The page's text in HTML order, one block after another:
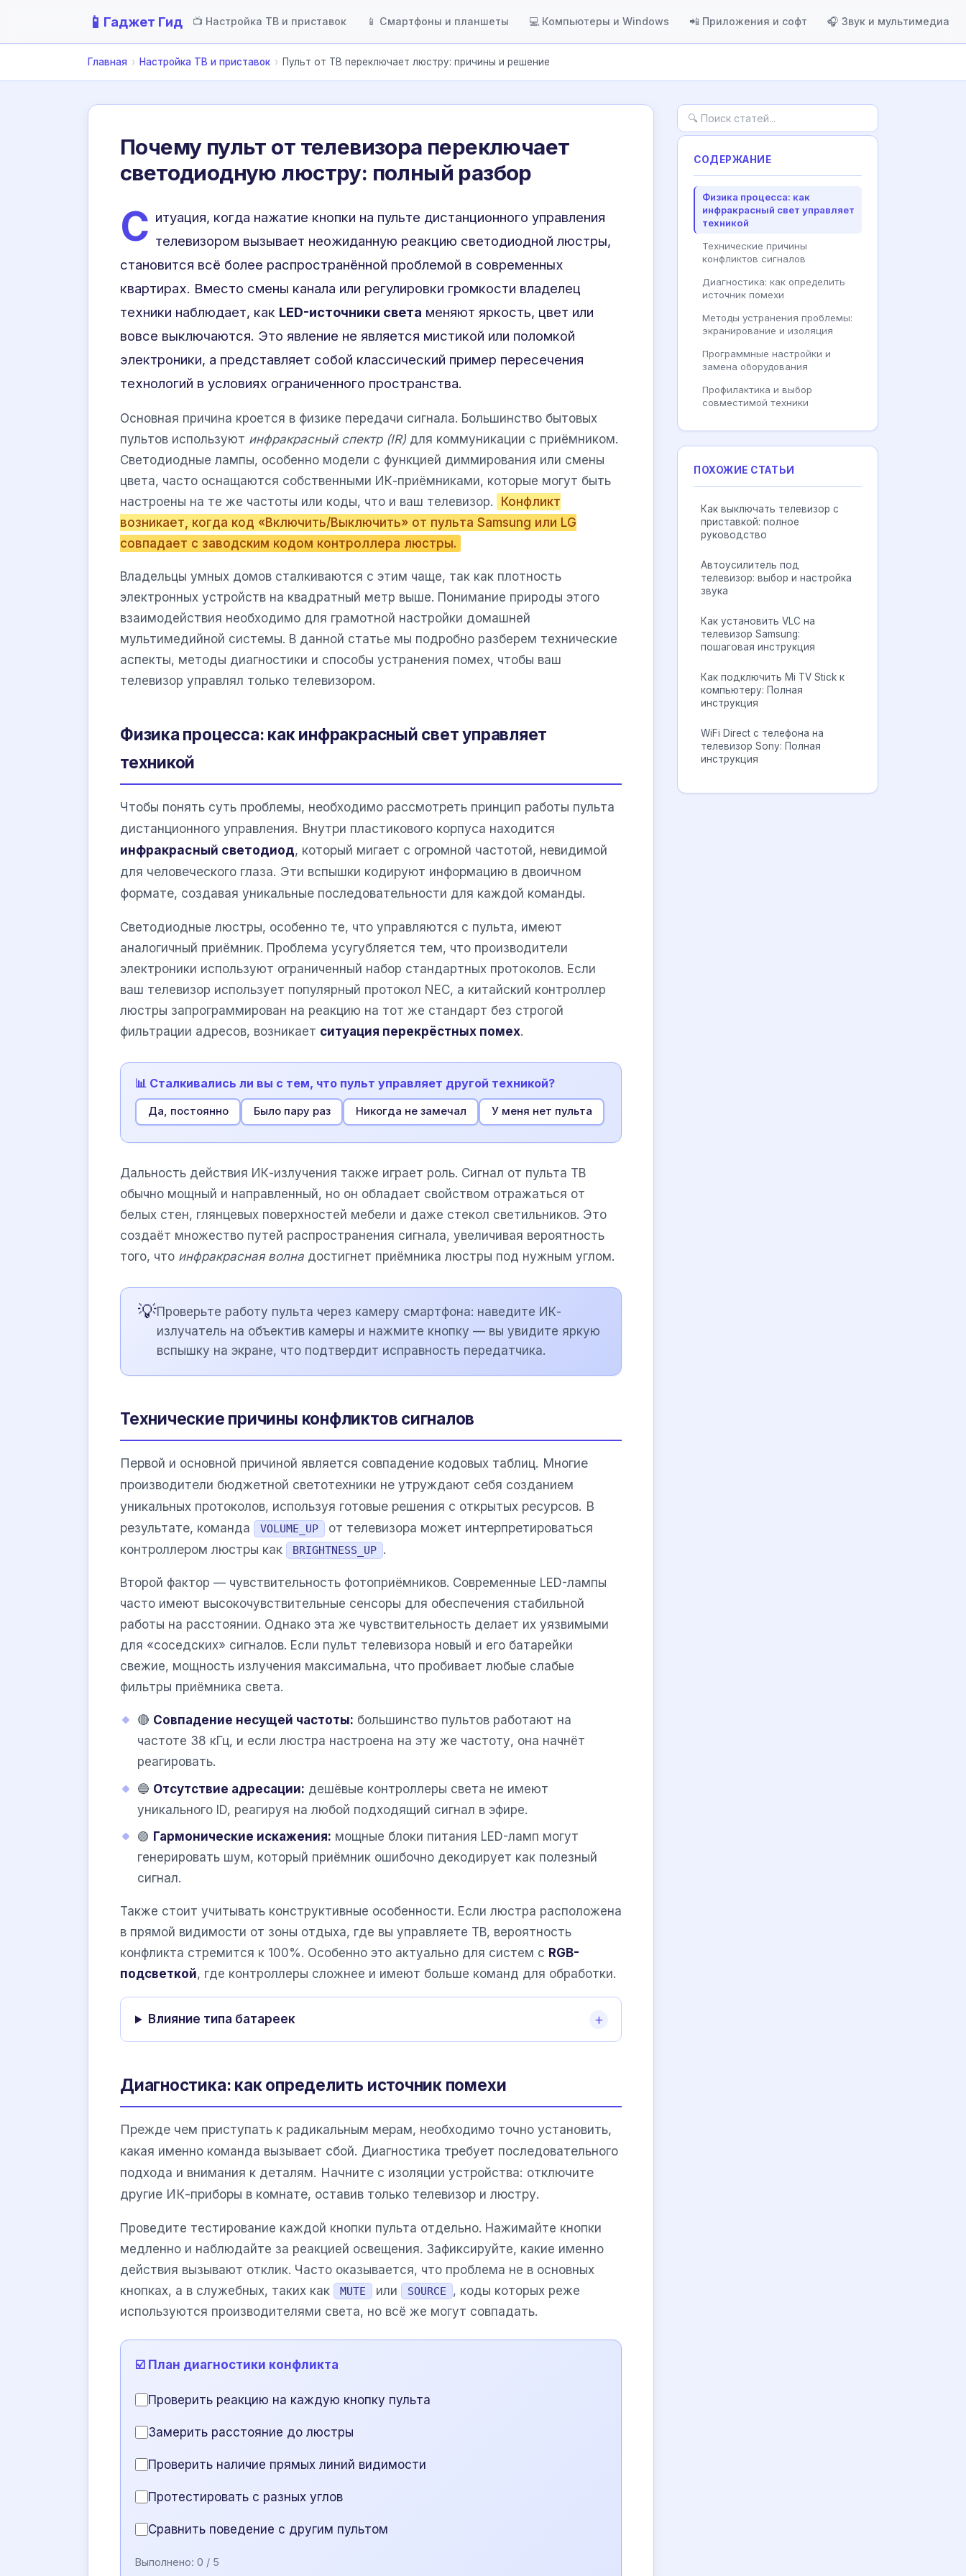
📱 Гаджет Гид 📺 Настройка ТВ и приставок 📱 Смартфоны и планшеты 💻 Компьютеры и Windows 📲 Приложения и софт 🎧 Звук и мультимедиа
Главная › Настройка ТВ и приставок › Пульт от ТВ переключает люстру: причины и решение
Почему пульт от телевизора переключает
светодиодную люстру: полный разбор
С итуация, когда нажатие кнопки на пульте дистанционного управления
телевизором вызывает неожиданную реакцию светодиодной люстры,
становится всё более распространённой проблемой в современных
квартирах. Вместо смены канала или регулировки громкости владелец
техники наблюдает, как LED-источники света меняют яркость, цвет или
вовсе выключаются. Это явление не является мистикой или поломкой
электроники, а представляет собой классический пример пересечения
технологий в условиях ограниченного пространства.
Основная причина кроется в физике передачи сигнала. Большинство бытовых
пультов используют инфракрасный спектр (IR) для коммуникации с приёмником.
Светодиодные лампы, особенно модели с функцией диммирования или смены
цвета, часто оснащаются собственными ИК-приёмниками, которые могут быть
настроены на те же частоты или коды, что и ваш телевизор.
Конфликт
возникает, когда код «Включить/Выключить» от пульта Samsung или LG
совпадает с заводским кодом контроллера люстры.
Владельцы умных домов сталкиваются с этим чаще, так как плотность
электронных устройств на квадратный метр выше. Понимание природы этого
взаимодействия необходимо для грамотной настройки домашней
мультимедийной системы. В данной статье мы подробно разберем технические
аспекты, методы диагностики и способы устранения помех, чтобы ваш
телевизор управлял только телевизором.
Физика процесса: как инфракрасный свет управляет
техникой
Чтобы понять суть проблемы, необходимо рассмотреть принцип работы пульта
дистанционного управления. Внутри пластикового корпуса находится
инфракрасный светодиод, который мигает с огромной частотой, невидимой
для человеческого глаза. Эти вспышки кодируют информацию в двоичном
формате, создавая уникальные последовательности для каждой команды.
Светодиодные люстры, особенно те, что управляются с пульта, имеют
аналогичный приёмник. Проблема усугубляется тем, что производители
электроники используют ограниченный набор стандартных протоколов. Если
ваш телевизор использует популярный протокол NEC, а китайский контроллер
люстры запрограммирован на реакцию на тот же стандарт без строгой
фильтрации адресов, возникает ситуация перекрёстных помех.
📊 Сталкивались ли вы с тем, что пульт управляет другой техникой?
Да, постоянно Было пару раз Никогда не замечал У меня нет пульта
Дальность действия ИК-излучения также играет роль. Сигнал от пульта ТВ
обычно мощный и направленный, но он обладает свойством отражаться от
белых стен, глянцевых поверхностей мебели и даже стекол светильников. Это
создаёт множество путей распространения сигнала, увеличивая вероятность
того, что инфракрасная волна достигнет приёмника люстры под нужным углом.
💡Проверьте работу пульта через камеру смартфона: наведите ИК-
излучатель на объектив камеры и нажмите кнопку — вы увидите яркую
вспышку на экране, что подтвердит исправность передатчика.
Технические причины конфликтов сигналов
Первой и основной причиной является совпадение кодовых таблиц. Многие
производители бюджетной светотехники не утруждают себя созданием
уникальных протоколов, используя готовые решения с открытых ресурсов. В
результате, команда
VOLUME_UP
от телевизора может интерпретироваться
контроллером люстры как
BRIGHTNESS_UP .
Второй фактор — чувствительность фотоприёмников. Современные LED-лампы
часто имеют высокочувствительные сенсоры для обеспечения стабильной
работы на расстоянии. Однако эта же чувствительность делает их уязвимыми
для «соседских» сигналов. Если пульт телевизора новый и его батарейки
свежие, мощность излучения максимальна, что пробивает любые слабые
фильтры приёмника света.
🔴 Совпадение несущей частоты: большинство пультов работают на
частоте 38 кГц, и если люстра настроена на эту же частоту, она начнёт
реагировать.
🔵 Отсутствие адресации: дешёвые контроллеры света не имеют
уникального ID, реагируя на любой подходящий сигнал в эфире.
🟢 Гармонические искажения: мощные блоки питания LED-ламп могут
генерировать шум, который приёмник ошибочно декодирует как полезный
сигнал.
Также стоит учитывать конструктивные особенности. Если люстра расположена
в прямой видимости от зоны отдыха, где вы управляете ТВ, вероятность
конфликта стремится к 100%. Особенно это актуально для систем с RGB-
подсветкой, где контроллеры сложнее и имеют больше команд для обработки.
Влияние типа батареек
Диагностика: как определить источник помехи
Прежде чем приступать к радикальным мерам, необходимо точно установить,
какая именно команда вызывает сбой. Диагностика требует последовательного
подхода и внимания к деталям. Начните с изоляции устройства: отключите
другие ИК-приборы в комнате, оставив только телевизор и люстру.
Проведите тестирование каждой кнопки пульта отдельно. Нажимайте кнопки
медленно и наблюдайте за реакцией освещения. Зафиксируйте, какие именно
действия вызывают отклик. Часто оказывается, что проблема не в основных
кнопках, а в служебных, таких как
MUTE или SOURCE
, коды которых реже
используются производителями света, но всё же могут совпадать.
☑️ План диагностики конфликта
Проверить реакцию на каждую кнопку пульта
Замерить расстояние до люстры
Проверить наличие прямых линий видимости
Протестировать с разных углов
Сравнить поведение с другим пультом
Выполнено: 0 / 5
СОДЕРЖАНИЕ
Физика процесса: как
инфракрасный свет управляет
техникой
Технические причины
конфликтов сигналов
Диагностика: как определить
источник помехи
Методы устранения проблемы:
экранирование и изоляция
Программные настройки и
замена оборудования
Профилактика и выбор
совместимой техники
ПОХОЖИЕ СТАТЬИ
Как выключать телевизор с
приставкой: полное
руководство
Автоусилитель под
телевизор: выбор и настройка
звука
Как установить VLC на
телевизор Samsung:
пошаговая инструкция
Как подключить Mi TV Stick к
компьютеру: Полная
инструкция
WiFi Direct с телефона на
телевизор Sony: Полная
инструкция